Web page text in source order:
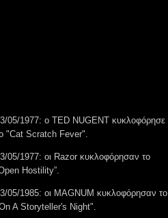
05/1977: ο TED NUGENT κυκλοφόρησε
"Cat Scratch Fever".
05/1977: οι Razor κυκλοφόρησαν το
Hostility”.
05/1985: οι MAGNUM κυκλοφόρησαν το
A Storyteller's Night".